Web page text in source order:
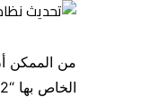
من الممكن
الخاص بها “10.3.2 IOS”، والذي ما يزال في مرحلته التجريبية.